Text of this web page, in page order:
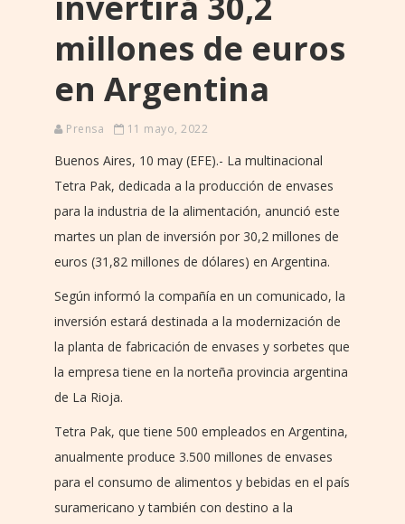
millones de euros
en Argentina
Prensa 11 mayo, 2022
Buenos Aires, 10 may (EFE).- La multinacional
Tetra Pak, dedicada a la producción de envases
para la industria de la alimentación, anunció este
martes un plan de inversión por 30,2 millones de
euros (31,82 millones de dólares) en Argentina.
Según informó la compañía en un comunicado, la
inversión estará destinada a la modernización de
la planta de fabricación de envases y sorbetes que
la empresa tiene en la norteña provincia argentina
de La Rioja.
Tetra Pak, que tiene 500 empleados en Argentina,
anualmente produce 3.500 millones de envases
para el consumo de alimentos y bebidas en el país
suramericano y también con destino a la